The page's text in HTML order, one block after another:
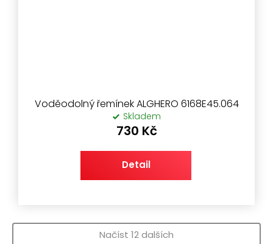
Voděodolný řemínek ALGHERO 6168E45.064
Skladem
730 Kč
Detail
Načíst 12 dalších